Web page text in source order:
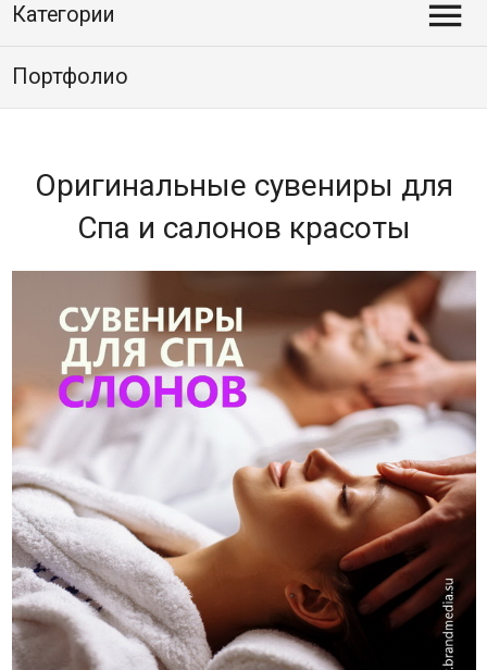
Категории 
Портфолио
Оригинальные сувениры для
Спа и салонов красоты